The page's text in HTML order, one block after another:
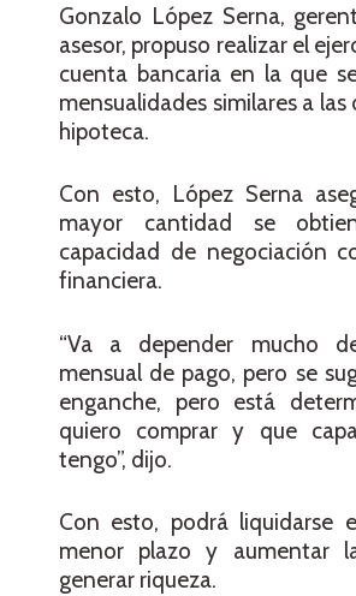
Gonzalo López Serna,
asesor, propuso realizar el
cuenta bancaria en la que
mensualidades similares a
hipoteca.
Con esto, López Serna
mayor cantidad se
capacidad de negociación
financiera.
“Va a depender mucho
mensual de pago, pero se
enganche, pero está
quiero comprar y que
tengo”, dijo.
Con esto, podrá liquidarse
menor plazo y aumentar
generar riqueza.